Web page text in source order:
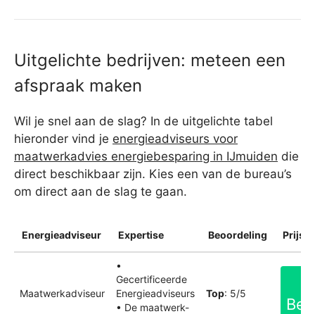
Uitgelichte bedrijven: meteen een
afspraak maken
Wil je snel aan de slag? In de uitgelichte tabel
hieronder vind je energieadviseurs voor
maatwerkadvies energiebesparing in IJmuiden die
direct beschikbaar zijn. Kies een van de bureau’s
om direct aan de slag te gaan.
Energieadviseur Expertise Beoordeling
Maatwerkadviseur
•
Gecertificeerde
Energieadviseurs
• De maatwerk-
Top: 5/5